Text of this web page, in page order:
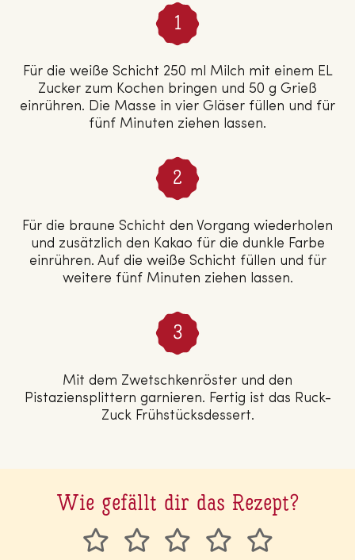
Für die weiße Schicht 250 ml Milch mit einem EL
Zucker zum Kochen bringen und 50 g Grieß
einrühren. Die Masse in vier Gläser füllen und für
fünf Minuten ziehen lassen.
Für die braune Schicht den Vorgang wiederholen
und zusätzlich den Kakao für die dunkle Farbe
einrühren. Auf die weiße Schicht füllen und für
weitere fünf Minuten ziehen lassen.
Mit dem Zwetschkenröster und den
Pistaziensplittern garnieren. Fertig ist das Ruck-
Zuck Frühstücksdessert.
Wie gefällt dir das Rezept?